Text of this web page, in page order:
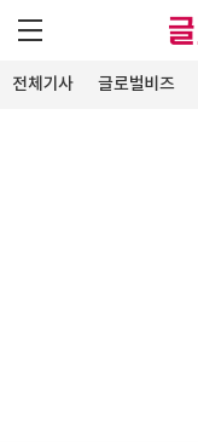
전체기사 글로벌비즈